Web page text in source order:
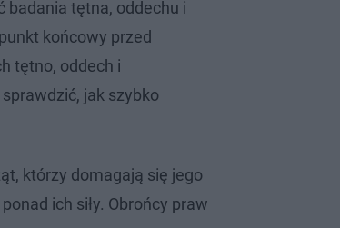
badania tętna, oddechu i
końcowy przed
tętno, oddech i
jak szybko
którzy domagają się jego
ich siły. Obrońcy praw